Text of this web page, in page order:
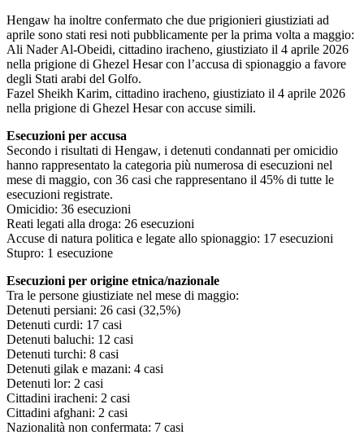
Hengaw ha inoltre confermato che due prigionieri giustiziati ad
aprile sono stati resi noti pubblicamente per la prima volta a maggio:
Ali Nader Al-Obeidi, cittadino iracheno, giustiziato il 4 aprile 2026
nella prigione di Ghezel Hesar con l’accusa di spionaggio a favore
degli Stati arabi del Golfo.
Fazel Sheikh Karim, cittadino iracheno, giustiziato il 4 aprile 2026
nella prigione di Ghezel Hesar con accuse simili.
Esecuzioni per accusa
Secondo i risultati di Hengaw, i detenuti condannati per omicidio
hanno rappresentato la categoria più numerosa di esecuzioni nel
mese di maggio, con 36 casi che rappresentano il 45% di tutte le
esecuzioni registrate.
Omicidio: 36 esecuzioni
Reati legati alla droga: 26 esecuzioni
Accuse di natura politica e legate allo spionaggio: 17 esecuzioni
Stupro: 1 esecuzione
Esecuzioni per origine etnica/nazionale
Tra le persone giustiziate nel mese di maggio:
Detenuti persiani: 26 casi (32,5%)
Detenuti curdi: 17 casi
Detenuti baluchi: 12 casi
Detenuti turchi: 8 casi
Detenuti gilak e mazani: 4 casi
Detenuti lor: 2 casi
Cittadini iracheni: 2 casi
Cittadini afghani: 2 casi
Nazionalità non confermata: 7 casi